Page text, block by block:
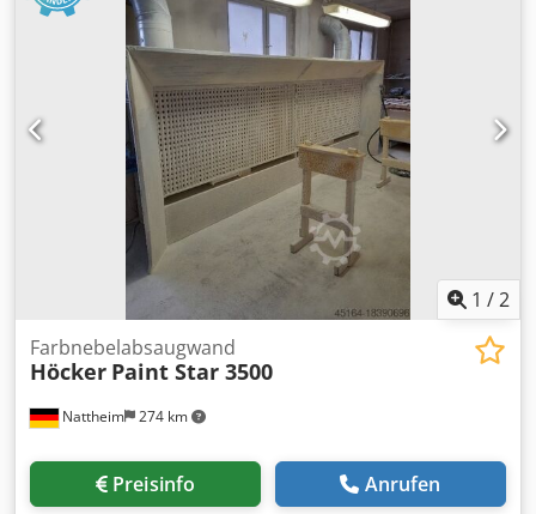
machine is fully functional and it comes togheter with 2
mixers, bunkers for aggregates, skippers, packaging
machine and 150 pallets for production. It also has
included moulds for different pavement models. We also
have to sale a Mobil Zenith 941 II A from 1978 which also
has the identification plate attached. Dcodpsucruusfx
Aclok The machine is beeing sold because it was replaced
with newer techonology.
1 /2
Nattheim 274 km
Farbnebelabsaugwand
Höcker Paint Star 3500
Preisinfo Anrufen